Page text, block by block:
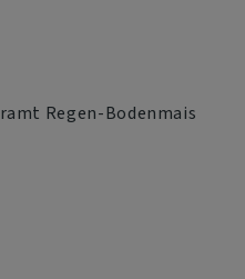
Regen-Bodenmais